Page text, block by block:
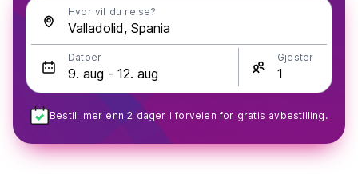
Hvor vil du reise?
Datoer Gjester
Bestill mer enn 2 dager i forveien for gratis avbestilling.